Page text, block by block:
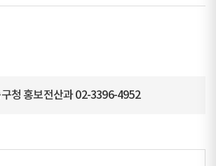
구청 홍보전산과 02-3396-4952